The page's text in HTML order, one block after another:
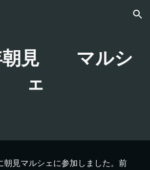
Skip to navigation
朝見 マルシ
ェ
朝見マルシェに参加しました。前